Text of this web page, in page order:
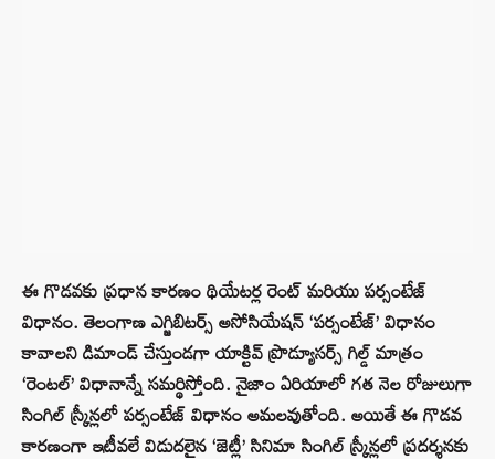
ఈ గొడవకు ప్రధాన కారణం థియేటర్ల రెంట్ మరియు పర్సంటేజ్
విధానం. తెలంగాణ ఎగ్జిబిటర్స్ అసోసియేషన్ ‘పర్సంటేజ్’ విధానం
కావాలని డిమాండ్ చేస్తుండగా యాక్టివ్ ప్రొడ్యూసర్స్ గిల్డ్ మాత్రం
‘రెంటల్’ విధానాన్నే సమర్థిస్తోంది. నైజాం ఏరియాలో గత నెల రోజులుగా
సింగిల్ స్క్రీన్లలో పర్సంటేజ్ విధానం అమలవుతోంది. అయితే ఈ గొడవ
కారణంగా ఇటీవలే విడుదలైన ‘జెట్లీ’ సినిమా సింగిల్ స్క్రీన్లలో ప్రదర్శనకు